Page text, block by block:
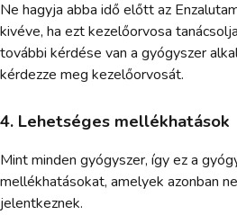
Ne hagyja abba idő előtt az
kivéve, ha ezt kezelőorvosa
további kérdése van a gyógyszer
kérdezze meg kezelőorvosát.
4. Lehetséges mellékhatások
Mint minden gyógyszer, így ez a
mellékhatásokat, amelyek azonban
jelentkeznek.